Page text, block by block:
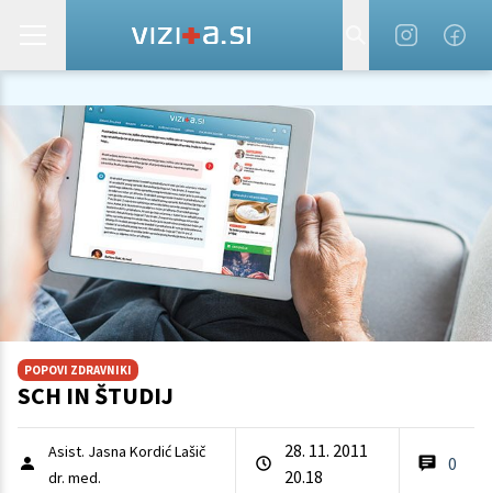
POPOVI ZDRAVNIKI
SCH IN ŠTUDIJ
Asist. Jasna Kordić Lašič
dr. med.
28. 11. 2011
20.18
0